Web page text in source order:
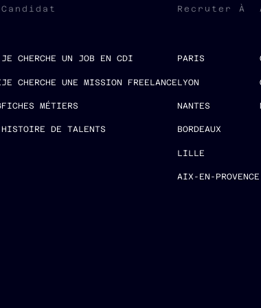
Candidat
JE CHERCHE UN JOB EN CDI
JE CHERCHE UNE MISSION FREELANCE
FICHES MÉTIERS
HISTOIRE DE TALENTS
Recruter À
PARIS
LYON
NANTES
BORDEAUX
LILLE
AIX-EN-PROVENCE